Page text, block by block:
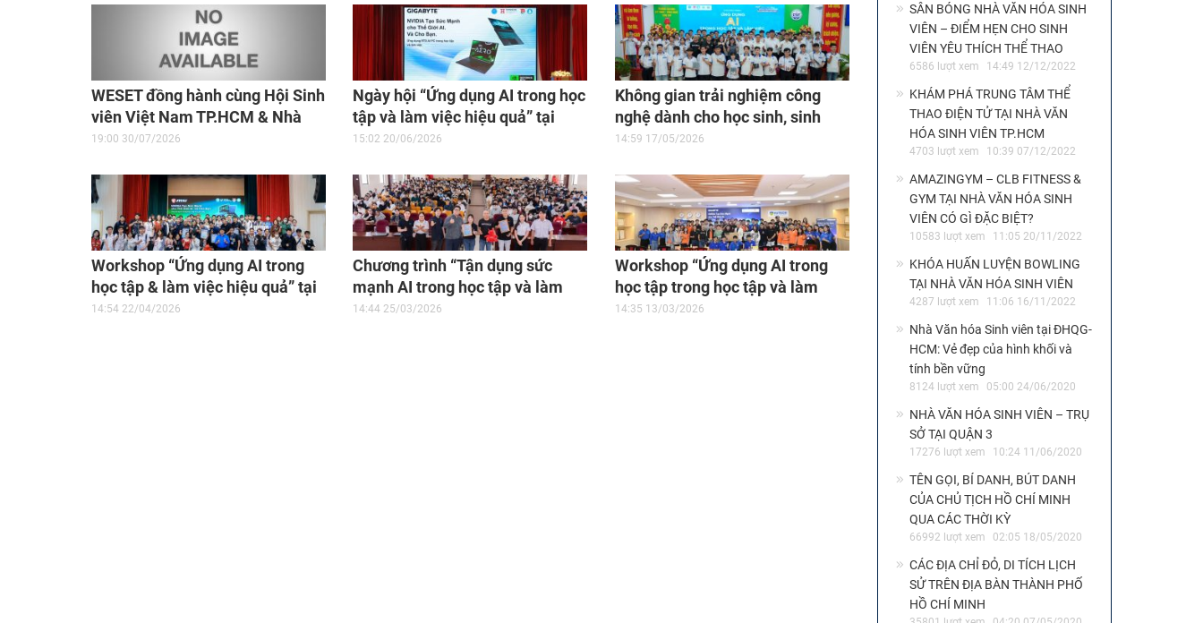
WESET đồng hành cùng Hội Sinh
viên Việt Nam TP.HCM & Nhà
Văn hóa Sinh viên TP.HCM nâng
viên
19:00 30/07/2026
Ngày hội “Ứng dụng AI trong học
tập và làm việc hiệu quả” tại
Trường Đại học Quốc tế Hồng
15:02 20/06/2026
Không gian trải nghiệm công
nghệ dành cho học sinh, sinh
viên tại Trường Đại học Kỹ thuật
14:59 17/05/2026
Workshop “Ứng dụng AI trong
học tập & làm việc hiệu quả” tại
Trường Đại học Công nghiệp
14:54 22/04/2026
Chương trình “Tận dụng sức
mạnh AI trong học tập và làm
việc hiệu quả” tại Trường Đại
14:44 25/03/2026
Workshop “Ứng dụng AI trong
học tập trong học tập và làm
việc hiệu quả” tại Trường Đại
14:35 13/03/2026
SÂN BÓNG NHÀ VĂN HÓA SINH
VIÊN – ĐIỂM HẸN CHO SINH
VIÊN YÊU THÍCH THỂ THAO
6586 lượt xem 14:49 12/12/2022
KHÁM PHÁ TRUNG TÂM THỂ
THAO ĐIỆN TỬ TẠI NHÀ VĂN
HÓA SINH VIÊN TP.HCM
4703 lượt xem 10:39 07/12/2022
AMAZINGYM – CLB FITNESS &
GYM TẠI NHÀ VĂN HÓA SINH
VIÊN CÓ GÌ ĐẶC BIỆT?
10583 lượt xem 11:05 20/11/2022
KHÓA HUẤN LUYỆN BOWLING
TẠI NHÀ VĂN HÓA SINH VIÊN
4287 lượt xem 11:06 16/11/2022
Nhà Văn hóa Sinh viên tại ĐHQG-
HCM: Vẻ đẹp của hình khối và
tính bền vững
8124 lượt xem 05:00 24/06/2020
NHÀ VĂN HÓA SINH VIÊN – TRỤ
SỞ TẠI QUẬN 3
17276 lượt xem 10:24 11/06/2020
TÊN GỌI, BÍ DANH, BÚT DANH
CỦA CHỦ TỊCH HỒ CHÍ MINH
QUA CÁC THỜI KỲ
66992 lượt xem 02:05 18/05/2020
CÁC ĐỊA CHỈ ĐỎ, DI TÍCH LỊCH
SỬ TRÊN ĐỊA BÀN THÀNH PHỐ
HỒ CHÍ MINH